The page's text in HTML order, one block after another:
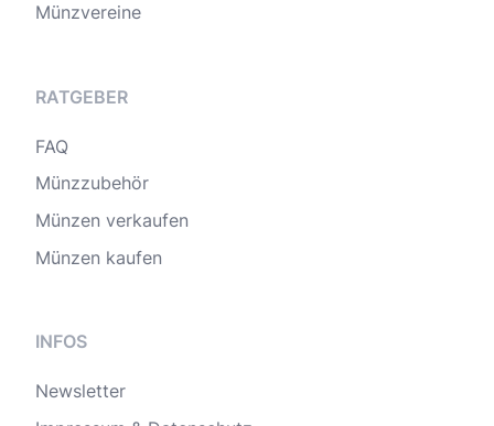
Münzvereine
RATGEBER
FAQ
Münzzubehör
Münzen verkaufen
Münzen kaufen
INFOS
Newsletter